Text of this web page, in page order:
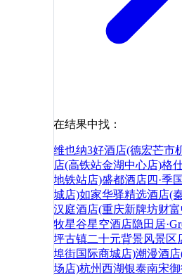
在结果中找：
维也纳3好酒店(德宏芒市
店(高铁站金湖中心店)格
地铁站店)盛都酒店四·季
城店)如家华驿精选酒店(
汉庭酒店(重庆新牌坊财
牧星谷星空酒店隐田居
坪古镇二十元背景风景区
埠街国际商城店)潮漫酒
场店)杭州西湖银泰南宋